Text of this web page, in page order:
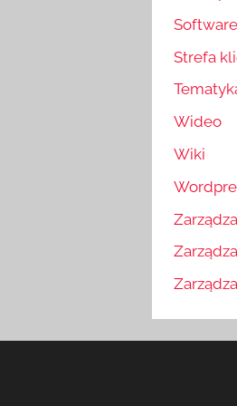
Software
Strefa
Wideo
Wiki